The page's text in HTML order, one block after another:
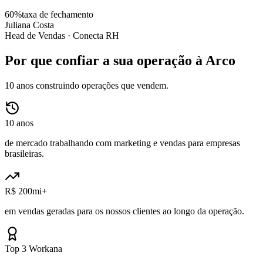
60%taxa de fechamento
Juliana Costa
Head de Vendas · Conecta RH
Por que confiar a sua operação à Arco
10 anos construindo operações que vendem.
10 anos
de mercado trabalhando com marketing e vendas para empresas
brasileiras.
R$ 200mi+
em vendas geradas para os nossos clientes ao longo da operação.
Top 3 Workana